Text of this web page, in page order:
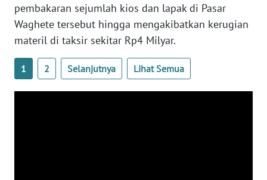
pembakaran sejumlah kios dan lapak di Pasar
Waghete tersebut hingga mengakibatkan kerugian
materil di taksir sekitar Rp4 Milyar.
1 2 Selanjutnya Lihat Semua
WN
SERAMBI
WN
JAMBI